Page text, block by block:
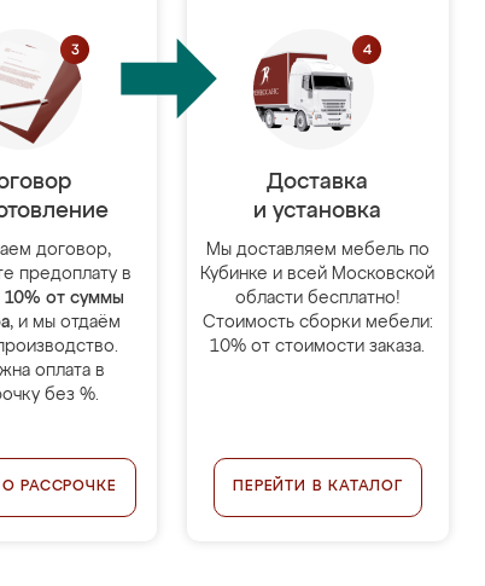
договор,
предоплату в
10% от суммы
, и мы отдаём
оплата в
без %.
О РАССРОЧКЕ
Доставка
и установка
Мы доставляем мебель по
Кубинке и всей Московской
области бесплатно!
Стоимость сборки мебели:
10% от стоимости заказа.
ПЕРЕЙТИ В КАТАЛОГ